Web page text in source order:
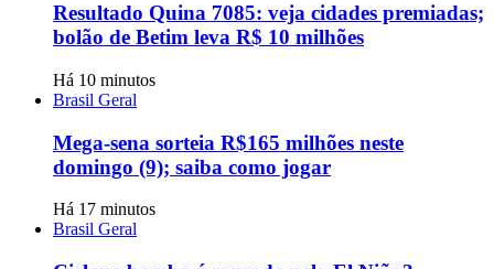
Resultado Quina 7085: veja cidades premiadas;
bolão de Betim leva R$ 10 milhões
Há 10 minutos
Brasil Geral
Mega-sena sorteia R$165 milhões neste
domingo (9); saiba como jogar
Há 17 minutos
Brasil Geral